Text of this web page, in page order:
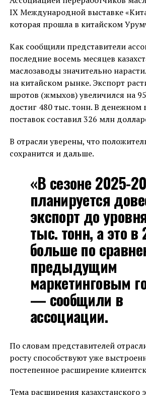
IX Международной выставке
которая прошла в китайском
Как сообщили представители
последние восемь месяцев
маслозаводы значительно
на китайском рынке. Экспорт
шротов (жмыхов) увеличился на
достиг 480 тыс. тонн. В
поставок составил 326 млн
В отрасли уверены, что
сохранится и дальше.
«В сезоне 2025-
планируется
экспорт до
тыс. тонн, а это в
больше по
предыдущим
маркетинговым
— сообщили в
ассоциации.
По словам представителей
росту способствуют уже
постепенное расширение
Тема расширения казахстанского